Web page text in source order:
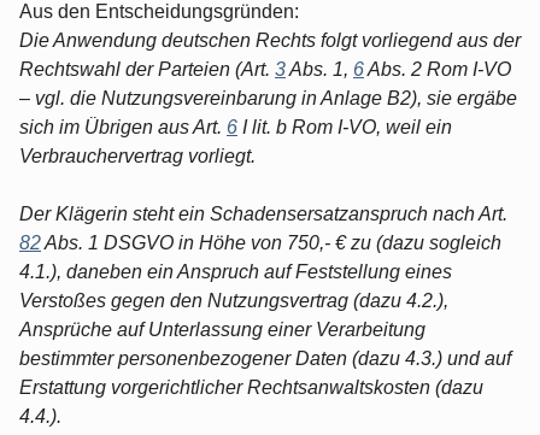
Aus den Entscheidungsgründen:
Die Anwendung deutschen Rechts folgt vorliegend aus der
Rechtswahl der Parteien (Art. 3Abs. 1, 6Abs. 2 Rom I-VO
– vgl. die Nutzungsvereinbarung in Anlage B2), sie ergäbe
sich im Übrigen aus Art. 6 I lit. b Rom I-VO, weil ein
Verbrauchervertrag vorliegt.
Der Klägerin steht ein Schadensersatzanspruch nach Art.
82Abs. 1 DSGVO in Höhe von 750,- € zu (dazu sogleich
4.1.), daneben ein Anspruch auf Feststellung eines
Verstoßes gegen den Nutzungsvertrag (dazu 4.2.),
Ansprüche auf Unterlassung einer Verarbeitung
bestimmter personenbezogener Daten (dazu 4.3.) und auf
Erstattung vorgerichtlicher Rechtsanwaltskosten (dazu
4.4.).